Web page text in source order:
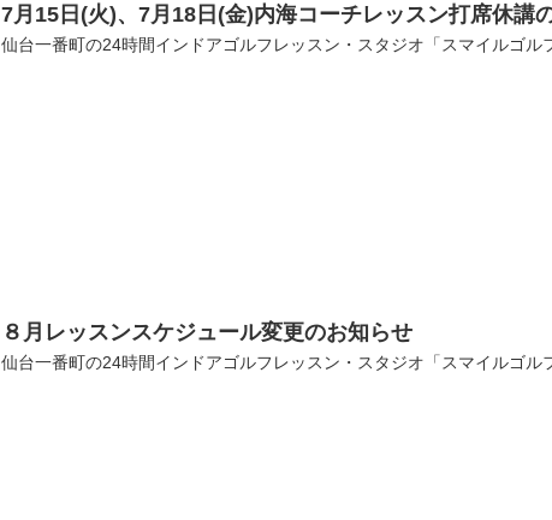
7月15日(火)、7月18日(金)内海コーチレッスン打席休講
仙台一番町の24時間インドアゴルフレッスン・スタジオ「スマイルゴ
８月レッスンスケジュール変更のお知らせ
仙台一番町の24時間インドアゴルフレッスン・スタジオ「スマイルゴ